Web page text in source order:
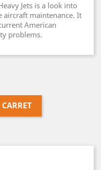
Jets is a look into
maintenance. It
American
problems.